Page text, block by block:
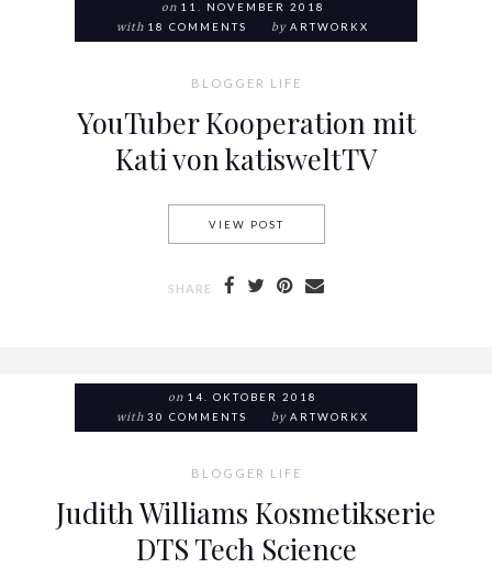
on 11. NOVEMBER 2018
with 18 COMMENTS by ARTWORKX
BLOGGER LIFE
YouTuber Kooperation mit
Kati von katisweltTV
VIEW POST
SHARE
on 14. OKTOBER 2018
with 30 COMMENTS by ARTWORKX
BLOGGER LIFE
Judith Williams Kosmetikserie
DTS Tech Science